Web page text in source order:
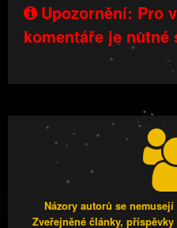
Upozornění: Pro
komentáře je
Názory autorů se
Zveřejněné články,